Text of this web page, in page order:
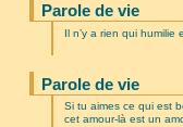
Parole de vie
Il n’y a rien qui
Parole de vie
Si tu aimes ce qui est
cet amour-là est un